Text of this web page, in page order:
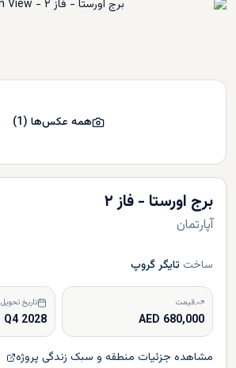
برج اورستا - فاز ۲
آپارتمان
ساخت تایگر گروپ
قیمت
680,000 AED
تاریخ تحویل
Q4 2028
مشاهده جزئیات منطقه و سبک زندگی پروژه
همه عکس‌ها (
1
)